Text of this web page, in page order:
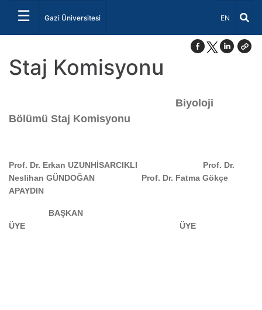
☰ Gazi Üniversitesi Dil Seçiniz
EN
Staj Komisyonu
Biyoloji
Bölümü Staj Komisyonu
Prof. Dr. Erkan UZUNHİSARCIKLI Prof. Dr.
Neslihan GÜNDOĞAN Prof. Dr. Fatma Gökçe
APAYDIN
BAŞKAN
ÜYE
ÜYE